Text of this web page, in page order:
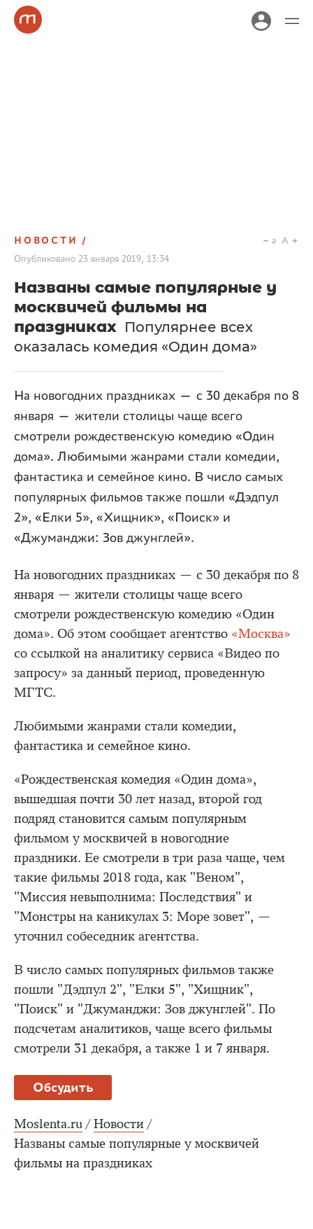
НОВОСТИ
Опубликовано 23 января 2019, 13:34
a A
Названы самые популярные у
москвичей фильмы на
праздниках Популярнее всех
оказалась комедия «Один дома»
На новогодних праздниках — с 30 декабря по 8
января — жители столицы чаще всего
смотрели рождественскую комедию «Один
дома». Любимыми жанрами стали комедии,
фантастика и семейное кино. В число самых
популярных фильмов также пошли «Дэдпул
2», «Елки 5», «Хищник», «Поиск» и
«Джуманджи: Зов джунглей».
На новогодних праздниках — с 30 декабря по 8
января — жители столицы чаще всего
смотрели рождественскую комедию «Один
дома». Об этом сообщает агентство «Москва»
со ссылкой на аналитику сервиса «Видео по
запросу» за данный период, проведенную
МГТС.
Любимыми жанрами стали комедии,
фантастика и семейное кино.
«Рождественская комедия «Один дома»,
вышедшая почти 30 лет назад, второй год
подряд становится самым популярным
фильмом у москвичей в новогодние
праздники. Ее смотрели в три раза чаще, чем
такие фильмы 2018 года, как "Веном",
"Миссия невыполнима: Последствия" и
"Монстры на каникулах 3: Море зовет", —
уточнил собеседник агентства.
В число самых популярных фильмов также
пошли "Дэдпул 2", "Елки 5", "Хищник",
"Поиск" и "Джуманджи: Зов джунглей". По
подсчетам аналитиков, чаще всего фильмы
смотрели 31 декабря, а также 1 и 7 января.
Обсудить
Moslenta.ru / Новости /
Названы самые популярные у москвичей
фильмы на праздниках